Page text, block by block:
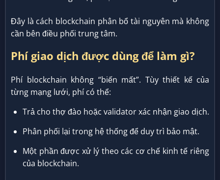
Đây là cách blockchain phân bổ tài nguyên mà không
cần bên điều phối trung tâm.
Phí giao dịch được dùng để làm gì?
Phí blockchain không “biến mất”. Tùy thiết kế của
từng mạng lưới, phí có thể:
Trả cho thợ đào hoặc validator xác nhận giao dịch.
Phân phối lại trong hệ thống để duy trì bảo mật.
Một phần được xử lý theo các cơ chế kinh tế riêng
của blockchain.